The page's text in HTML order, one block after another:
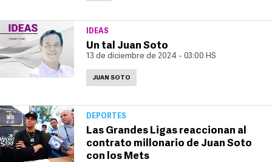
IDEAS
Un tal Juan Soto
13 de diciembre de 2024 - 03:00 HS
JUAN SOTO
DEPORTES
Las Grandes Ligas reaccionan al
contrato millonario de Juan Soto
con los Mets